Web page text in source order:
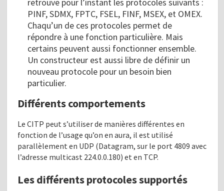
PINF, SDMX, FPTC, FSEL, FINF, MSEX, et OMEX.
Chaqu’un de ces protocoles permet de
répondre à une fonction particulière. Mais
certains peuvent aussi fonctionner ensemble.
Un constructeur est aussi libre de définir un
nouveau protocole pour un besoin bien
particulier.
Différents comportements
Le CITP peut s’utiliser de manières différentes en
fonction de l’usage qu’on en aura, il est utilisé
parallèlement en UDP (Datagram, sur le port 4809 avec
l’adresse multicast 224.0.0.180) et en TCP.
Les différents protocoles supportés